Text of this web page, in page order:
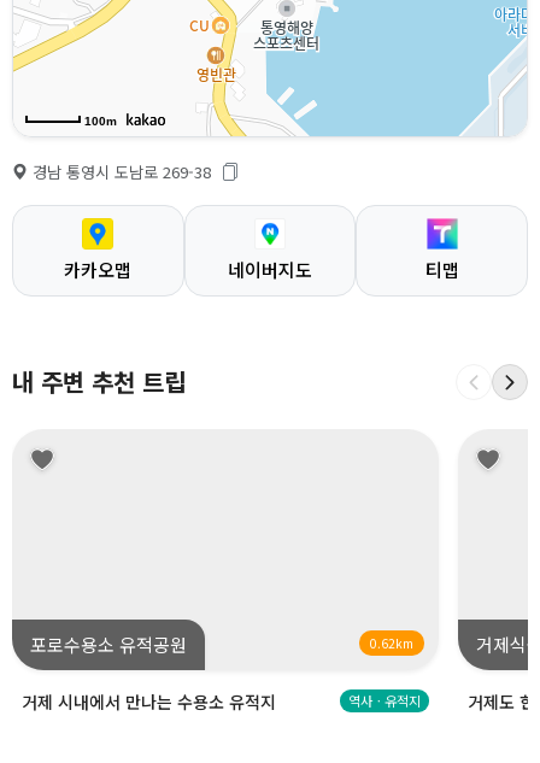
100m
경남 통영시 도남로 269-38
카카오맵 네이버지도 티맵
내 주변 추천 트립
포로수용소 유적공원 0.62km
거제 시내에서 만나는 수용소 유적지 역사ㆍ유적지
거제식
거제도